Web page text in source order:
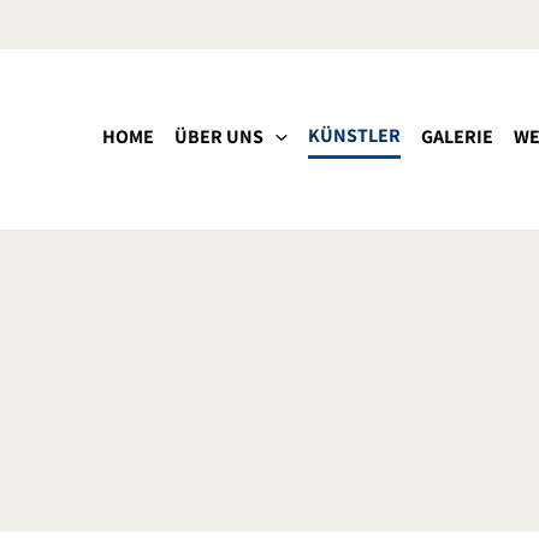
HOME ÜBER UNS KÜNSTLER GALERIE